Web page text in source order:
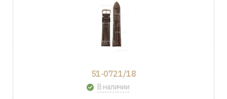
51-0721/18
В наличии